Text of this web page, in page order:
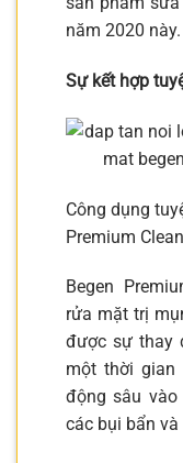
năm 2020 này.
Sự kết hợp
Công dụng
Premium
Begen
rửa mặt trị
được sự thay
một thời gian
động sâu
các bụi bẩn